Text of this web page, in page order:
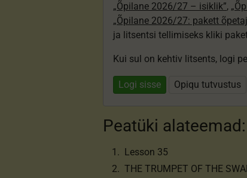
„Õpilane 2026/27 – isiklik”,
„Õpilane 2026/27: pakett
ja litsentsi tellimiseks kliki
Kui sul on kehtiv litsents, logi
Logi sisse Opiqu tutvustus
Peatüki alateemad:
Lesson 35
THE TRUMPET OF THE